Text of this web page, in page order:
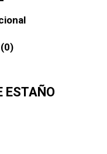
ESTAÑO